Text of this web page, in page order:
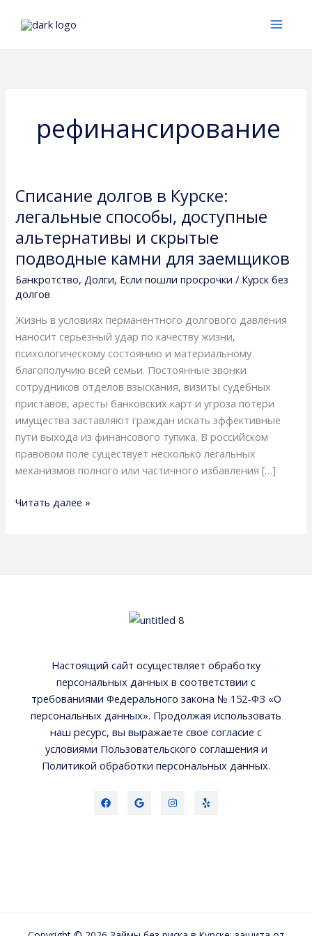
рефинансирование
Списание долгов в Курске:
легальные способы, доступные
альтернативы и скрытые
подводные камни для заемщиков
Банкротство, Долги, Если пошли просрочки / Курск без
долгов
Жизнь в условиях перманентного долгового давления
наносит серьезный удар по качеству жизни,
психологическому состоянию и материальному
благополучию всей семьи. Постоянные звонки
сотрудников отделов взыскания, визиты судебных
приставов, аресты банковских карт и угроза потери
имущества заставляют граждан искать эффективные
пути выхода из финансового тупика. В российском
правовом поле существует несколько легальных
механизмов полного или частичного избавления […]
Списание
в
Курске:
легальные
способы,
доступные
и
скрытые
подводные
камни
для
заемщиков
Читать далее »
Настоящий сайт осуществляет обработку
персональных данных в соответствии с
требованиями Федерального закона № 152-ФЗ «О
персональных данных». Продолжая использовать
наш ресурс, вы выражаете свое согласие с
условиями Пользовательского соглашения и
Политикой обработки персональных данных.